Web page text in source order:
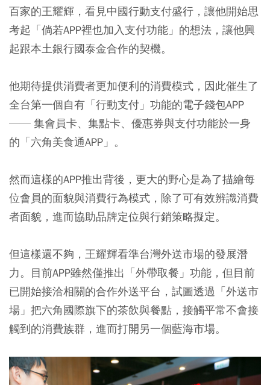
百家的王耀輝，看見中國行動支付盛行，讓他開始思
考起「倘若APP裡也加入支付功能」的想法，讓他興
起跟本土銀行國泰金合作的契機。
他期待提供消費者更加便利的消費模式，因此催生了
全台第一個自有「行動支付」功能的電子錢包APP
—— 集會員卡、集點卡、優惠券與支付功能於一身
的「六角美食通APP」。
然而這樣的APP推出背後，更大的野心是為了描繪每
位會員的面貌與消費行為模式，除了可有效辨識消費
者面貌，進而協助品牌定位與行銷策略擬定。
但這樣還不夠，王耀輝看準台灣外送市場的發展潛
力。目前APP雖然僅推出「外帶取餐」功能，但目前
已開始接洽相關的合作外送平台，試圖透過「外送市
場」把六角國際旗下的茶飲與餐點，接觸平常不會接
觸到的消費族群，進而打開另一個藍海市場。